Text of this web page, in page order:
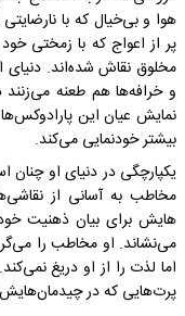
هوا و بی­‌خیال که با
پر از اعواج که با زمختی
مخلوق نقاش شده‌اند. دنیای
و خرافه­‌ها هم طعنه می­‌زنند
نمایش عیان این
بیشتر خودنمایی می­‌کند.
یکپارچگی در دنیای او چنان
مخاطب به آسانی از
هایش برای بیان ذهنیت
می­‌نشاند. او مخاطب را
اما لذت را از او دریغ
پرت­‌هایی که در